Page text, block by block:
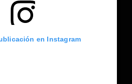
en Instagram